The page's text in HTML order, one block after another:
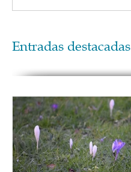
Entradas destacadas